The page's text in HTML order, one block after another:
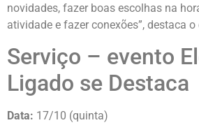
novidades, fazer boas escolhas na
atividade e fazer conexões”, destaca o
Serviço – evento
Ligado se Destaca
Data: 17/10 (quinta)